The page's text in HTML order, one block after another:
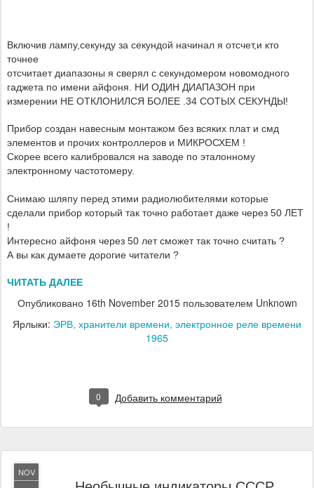
Включив лампу,секунду за секундой начинал я отсчет,и кто
точнее
отсчитает диапазоны я сверял с секундомером новомодного
гаджета по имени айфоня. НИ ОДИН ДИАПАЗОН при
измерении НЕ ОТКЛОНИЛСЯ БОЛЕЕ .34 СОТЫХ СЕКУНДЫ!
Прибор создан навесным монтажом без всяких плат и смд
элементов и прочих контроллеров и МИКРОСХЕМ !
Скорее всего калибровался на заводе по эталонному
электронному частотомеру.
Снимаю шляпу перед этими радиолюбителями которые
сделали прибор который так точно работает даже через 50 ЛЕТ
!
Интересно айфоня через 50 лет сможет так точно считать ?
А вы как думаете дорогие читатели ?
ЧИТАТЬ ДАЛЕЕ
Опубликовано 16th November 2015пользователем Unknown
Ярлыки: ЭРВ хранители времени электронное реле времени
1965
0 Добавить комментарий
NOV